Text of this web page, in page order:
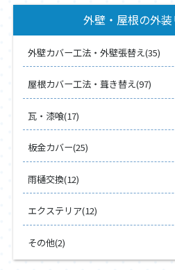
外壁・屋根の外
外壁カバー工法・外壁張替え(35)
屋根カバー工法・葺き替え(97)
瓦・漆喰(17)
板金カバー(25)
雨樋交換(12)
エクステリア(12)
その他(2)